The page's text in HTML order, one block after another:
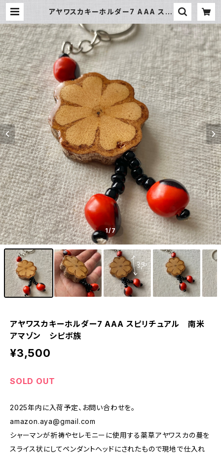
アヤワスカキーホルダー7 AAA スピ
| アマゾン屋 シピボ族の泥染めとバ
ッグと雑貨
1/7
アヤワスカキーホルダー7 AAA スピリチュアル 南米
アマゾン シピボ族
¥3,500
SOLD OUT
2025年内に入荷予定、お問い合わせを。
amazon.aya@gmail.com
シャーマンが祈祷やセレモニーに使用する薬草アヤワスカの蔓を
スライス状にしてペンダントヘッドにされたもので現地で仕入れ